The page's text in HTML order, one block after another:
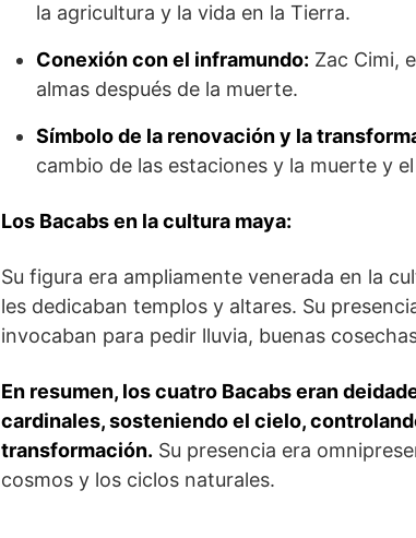
la agricultura y la vida en la Tierra.
Conexión con el inframundo: Zac Cimi,
almas después de la muerte.
Símbolo de la renovación y la
cambio de las estaciones y la muerte y
Los Bacabs en la cultura maya:
Su figura era ampliamente venerada en la
les dedicaban templos y altares. Su
invocaban para pedir lluvia, buenas
En resumen, los cuatro Bacabs eran
cardinales, sosteniendo el cielo,
transformación. Su presencia era
cosmos y los ciclos naturales.